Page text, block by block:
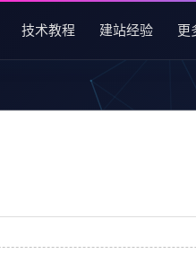
技术教程 建站经验 更